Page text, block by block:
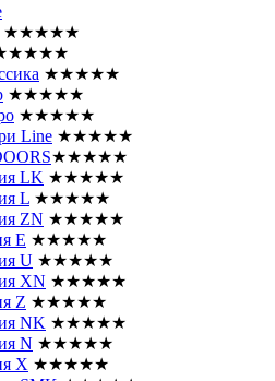
★★★★★
★★★★★
★★★★★
★★★★★
Line ★★★★★
★★★★★
LK ★★★★★
L ★★★★★
ZN ★★★★★
E ★★★★★
U ★★★★★
XN ★★★★★
Z ★★★★★
NK ★★★★★
N ★★★★★
X ★★★★★